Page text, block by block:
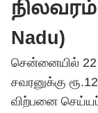
நிலவரம்:
Nadu)
சென்னையில்
சவரனுக்கு
விற்பனை